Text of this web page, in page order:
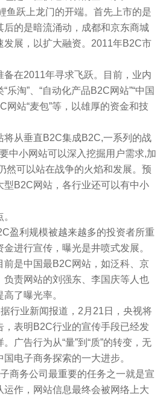
鱼跃上龙门的开端。首先上市的是
后的是暗流涌动，成都和京东商城
发展，以扩大融资。2011年B2C市
在2011年寻求飞跃。目前，业内
乐淘”、“自动化产品B2C网站”“中国
网站“麦包”等，以雄厚的资金和技
将从垂直B2C集成B2C,一系列的战
中小网站可以深入挖掘用户需求,加
然可以站在战争的火焰和发展。预
型B2C网站，各行业还可以有中小
盈利规模被越来越多的投资者所重
进行宣传，曝光是井喷式发展。
前是中国最B2C网站，如泛科、京
负责网站的刘强东、李国庆等人也
了曝光率。
行业新闻报道，2月21日，央视将
，表明B2C行业的宣传手段已经发
广告行为从“量”到“质”的转变，无
电子商务探索的一大进步。
商务公司最重要的任务之一就是宣
作，网站信息最终会被网络上大